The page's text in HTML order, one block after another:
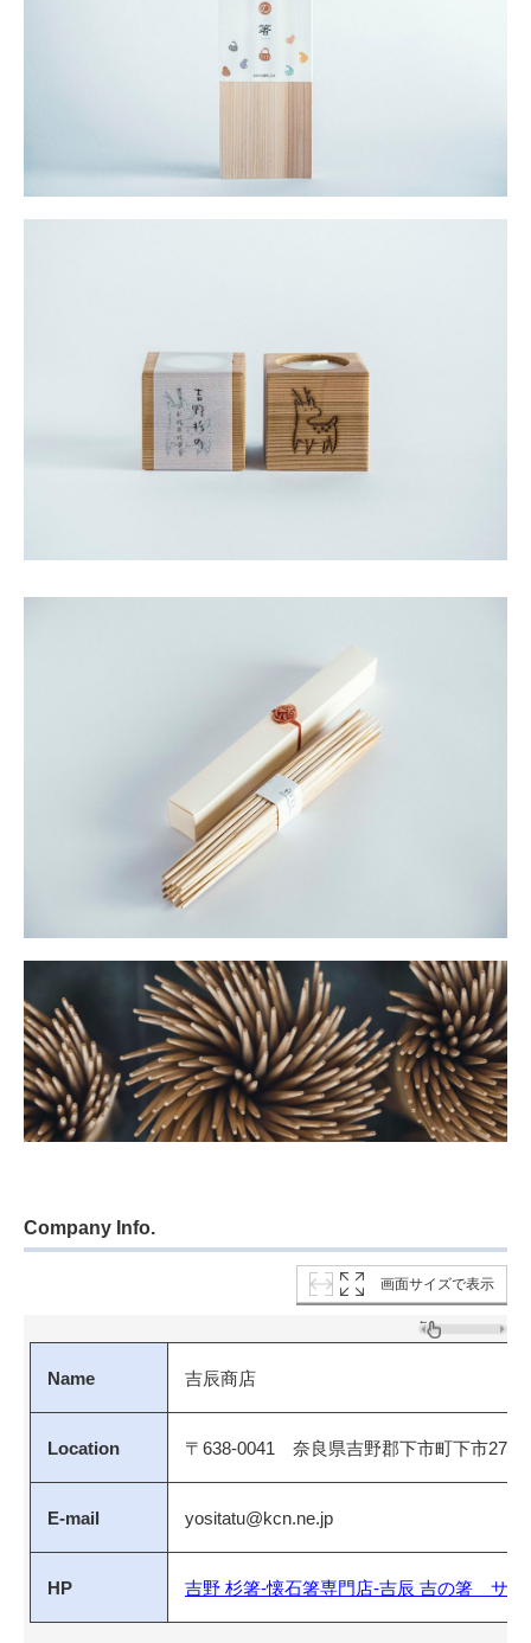
Company Info.
画面サイズで表示
Name 吉辰商店
Location 〒638-0041 奈良県吉野郡下市町下市
E-mail yositatu@kcn.ne.jp
HP 吉野 杉箸-懐石箸専門店-吉辰 吉の箸 サ